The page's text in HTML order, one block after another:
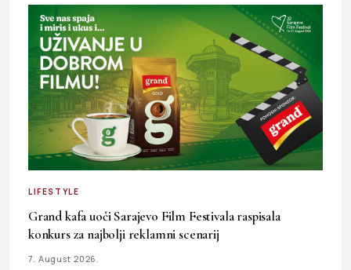
LIFESTYLE
Grand kafa uoči Sarajevo Film Festivala raspisala
konkurs za najbolji reklamni scenarij
7. August 2026.